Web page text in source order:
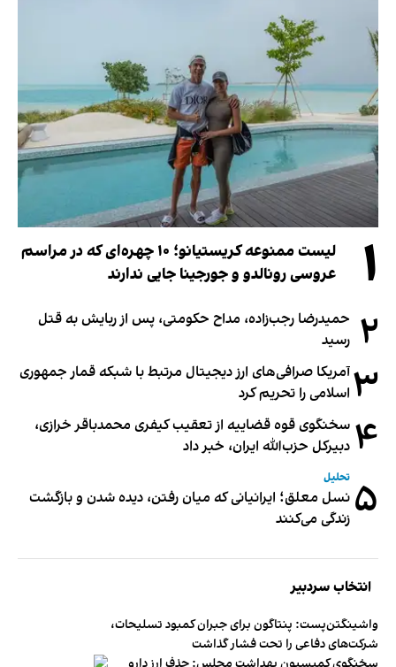
۱
لیست ممنوعه کریستیانو؛ ۱۰ چهره‌ای که در مراسم
عروسی رونالدو و جورجینا جایی ندارند
۲ حمیدرضا رجب‌زاده، مداح حکومتی، پس از ربایش به قتل
رسید
۳آمریکا صرافی‌های ارز دیجیتال مرتبط با شبکه قمار جمهوری
اسلامی را تحریم کرد
۴ سخنگوی قوه قضاییه از تعقیب کیفری محمدباقر خرازی،
دبیر‌کل حزب‌الله ایران، خبر داد
۵ تحلیل
نسل معلق؛ ایرانیانی که میان رفتن، دیده شدن و بازگشت
زندگی می‌کنند
انتخاب سردبیر
واشینگتن‌پست: پنتاگون برای جبران کمبود تسلیحات،
شرکت‌های دفاعی را تحت فشار گذاشت